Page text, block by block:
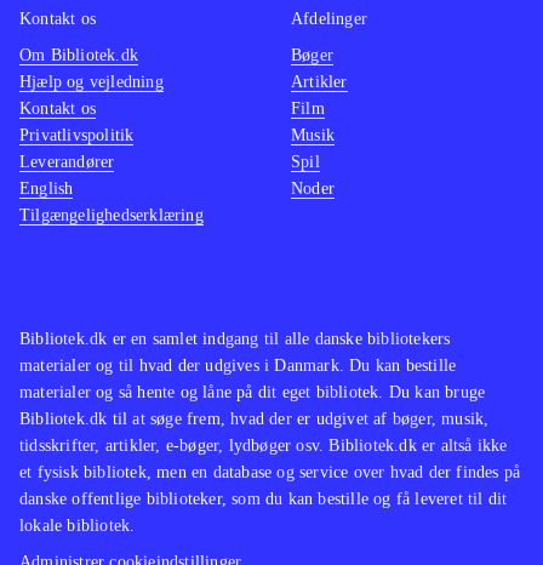
Bibliotek.dk er en samlet indgang til alle danske bibliotekers
materialer og til hvad der udgives i Danmark. Du kan bestille
materialer og så hente og låne på dit eget bibliotek. Du kan bruge
Bibliotek.dk til at søge frem, hvad der er udgivet af bøger, musik,
tidsskrifter, artikler, e-bøger, lydbøger osv. Bibliotek.dk er altså ikke
et fysisk bibliotek, men en database og service over hvad der findes på
danske offentlige biblioteker, som du kan bestille og få leveret til dit
lokale bibliotek.
Kontakt os
Om Bibliotek.dk
Hjælp og vejledning
Kontakt os
Privatlivspolitik
Leverandører
English
Tilgængelighedserklæring
Afdelinger
Bøger
Artikler
Film
Musik
Spil
Noder